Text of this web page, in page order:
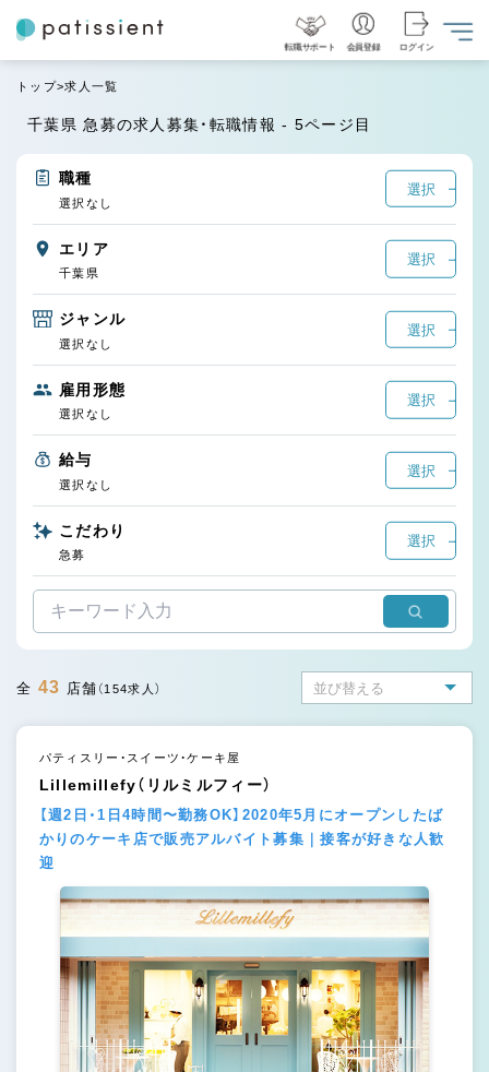
転職サポート 会員登録 ログイン
トップ 求人一覧
千葉県 急募の求人募集・転職情報 - 5ページ目
職種
選択
選択なし
エリア
選択
千葉県
ジャンル
選択
選択なし
雇用形態
選択
選択なし
給与
選択
選択なし
こだわり
選択
急募
全 43 店舗 （154求人）
パティスリー・スイーツ・ケーキ屋
Lillemillefy（リルミルフィー）
【週2日・1日4時間〜勤務OK】2020年5月にオープンしたば
かりのケーキ店で販売アルバイト募集｜接客が好きな人歓
迎